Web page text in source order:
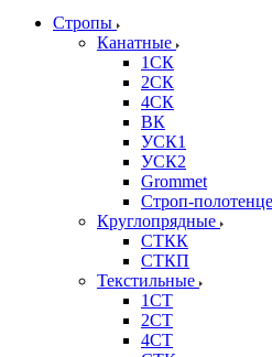
Стропы
Канатные
1СК
2СК
4СК
ВК
УСК1
УСК2
Grommet
Строп-полотенце
Круглопрядные
СТКК
СТКП
Текстильные
1СТ
2СТ
4СТ